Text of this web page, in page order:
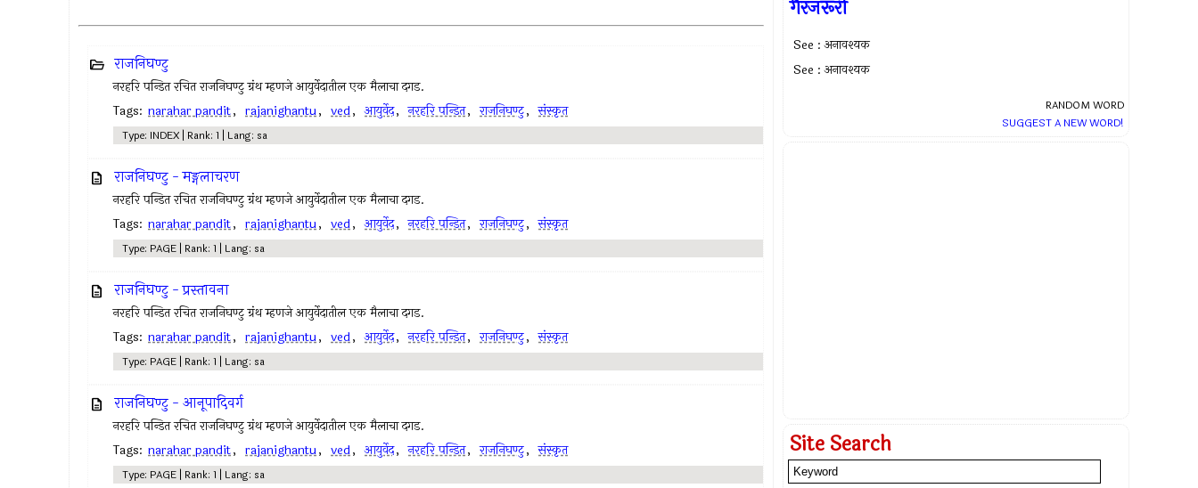
राजनिघण्टु
नरहरि पन्डित रचित राजनिघण्टु ग्रंथ म्हणजे आयुर्वेदातील एक मैलाचा दगड.
Tags: narahar pandit, rajanighantu, ved, आयुर्वेद, नरहरि पन्डित, राजनिघण्टु, संस्कृत
Type: INDEX | Rank: 1 | Lang: sa
राजनिघण्टु - मङ्गलाचरण
नरहरि पन्डित रचित राजनिघण्टु ग्रंथ म्हणजे आयुर्वेदातील एक मैलाचा दगड.
Tags: narahar pandit, rajanighantu, ved, आयुर्वेद, नरहरि पन्डित, राजनिघण्टु, संस्कृत
Type: PAGE | Rank: 1 | Lang: sa
राजनिघण्टु - प्रस्तावना
नरहरि पन्डित रचित राजनिघण्टु ग्रंथ म्हणजे आयुर्वेदातील एक मैलाचा दगड.
Tags: narahar pandit, rajanighantu, ved, आयुर्वेद, नरहरि पन्डित, राजनिघण्टु, संस्कृत
Type: PAGE | Rank: 1 | Lang: sa
राजनिघण्टु - आनूपादिवर्ग
नरहरि पन्डित रचित राजनिघण्टु ग्रंथ म्हणजे आयुर्वेदातील एक मैलाचा दगड.
Tags: narahar pandit, rajanighantu, ved, आयुर्वेद, नरहरि पन्डित, राजनिघण्टु, संस्कृत
Type: PAGE | Rank: 1 | Lang: sa
गैरजरूरी
See : अनावश्यक
See : अनावश्यक
RANDOM WORD
SUGGEST A NEW WORD!
Site Search